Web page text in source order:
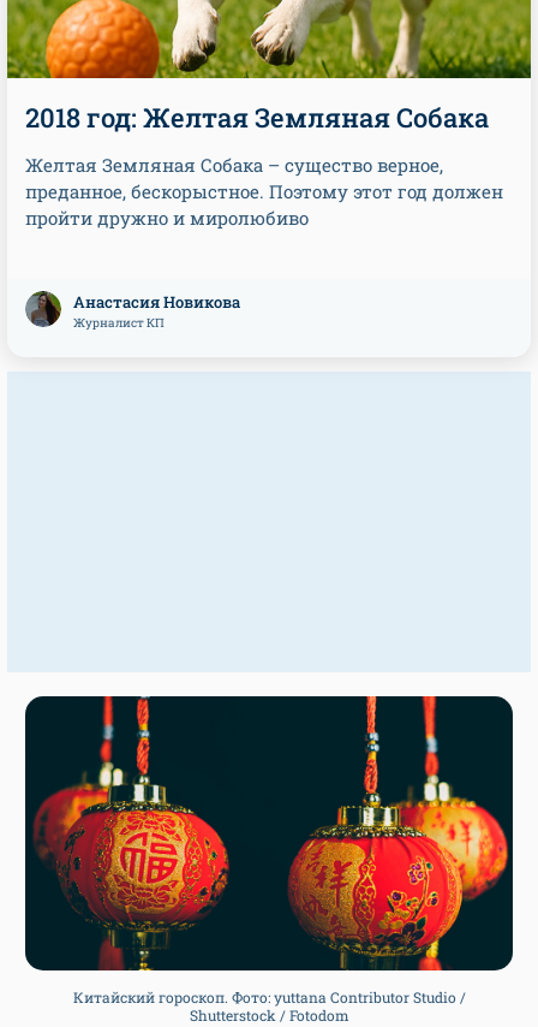
2018 год: Желтая Земляная Собака
Желтая Земляная Собака – существо верное,
преданное, бескорыстное. Поэтому этот год должен
пройти дружно и миролюбиво
Анастасия Новикова
Журналист КП
Китайский гороскоп. Фото: yuttana Contributor Studio /
Shutterstock / Fotodom